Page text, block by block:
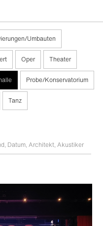
Umbauten
Oper Theater
Probe/Konservatorium
Tanz